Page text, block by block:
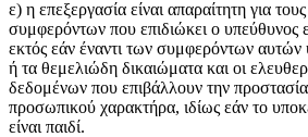
ε) η επεξεργασία είναι απαραίτητη για
συμφερόντων που επιδιώκει ο υπεύθυνος
εκτός εάν έναντι των συμφερόντων αυτών
ή τα θεμελιώδη δικαιώματα και οι
δεδομένων που επιβάλλουν την
προσωπικού χαρακτήρα, ιδίως εάν το
είναι παιδί.